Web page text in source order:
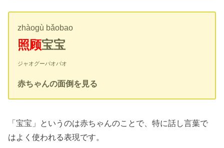
zhàogù bǎobao
照顾宝宝
ジャオグーバオバオ
赤ちゃんの面倒を見る
「宝宝」というのは赤ちゃんのことで、特に話し言葉で
はよく使われる表現です。